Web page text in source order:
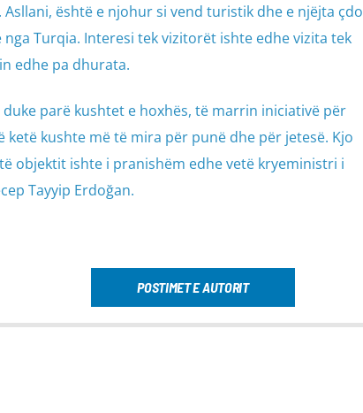
është e njohur si vend turistik dhe e njëjta çdo
Turqia. Interesi tek vizitorët ishte edhe vizita tek
edhe pa dhurata.
parë kushtet e hoxhës, të marrin iniciativë për
kushte më të mira për punë dhe për jetesë. Kjo
objektit ishte i pranishëm edhe vetë kryeministri i
Tayyip Erdoğan.
POSTIMET E AUTORIT